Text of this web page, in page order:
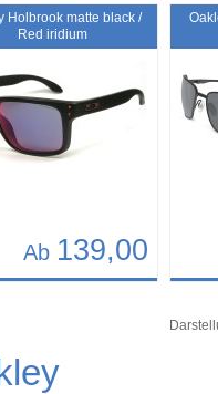
9894 Art.-
Holbrook matte black /
Red iridium
Ab 139,00
9272 Art.-